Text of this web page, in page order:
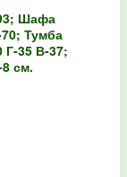
Шафа
Тумба
Г-35 В-37;
см.